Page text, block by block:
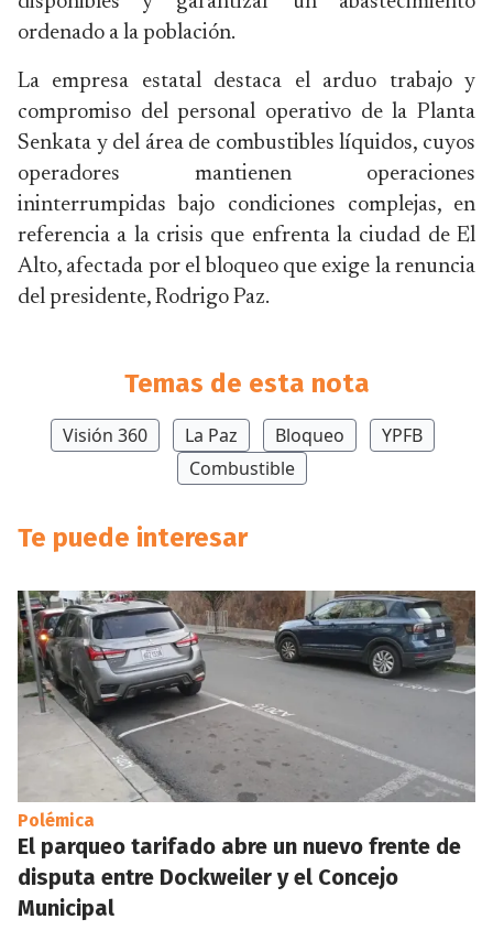
ordenado a la población.
La empresa estatal destaca el arduo trabajo y
compromiso del personal operativo de la Planta
Senkata y del área de combustibles líquidos, cuyos
operadores mantienen operaciones
ininterrumpidas bajo condiciones complejas, en
referencia a la crisis que enfrenta la ciudad de El
Alto, afectada por el bloqueo que exige la renuncia
del presidente, Rodrigo Paz.
Temas de esta nota
Visión 360 La Paz Bloqueo
YPFB
Combustible
Te puede interesar
Polémica
El parqueo tarifado abre un nuevo frente de
disputa entre Dockweiler y el Concejo
Municipal